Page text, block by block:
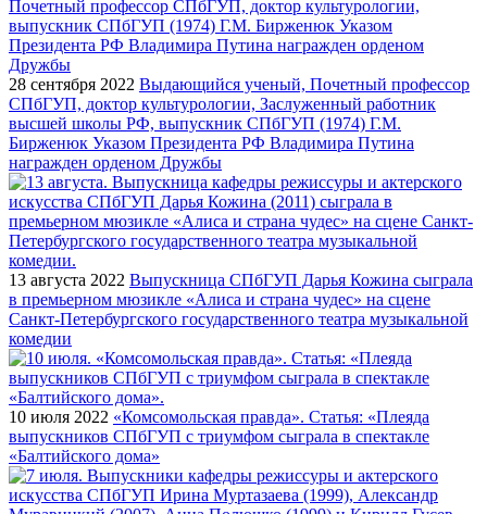
28 сентября 2022 Выдающийся ученый, Почетный профессор
СПбГУП, доктор культурологии, Заслуженный работник
высшей школы РФ, выпускник СПбГУП (1974) Г.М.
Бирженюк Указом Президента РФ Владимира Путина
награжден орденом Дружбы
13 августа 2022 Выпускница СПбГУП Дарья Кожина сыграла
в премьерном мюзикле «Алиса и страна чудес» на сцене
Санкт-Петербургского государственного театра музыкальной
комедии
10 июля 2022 «Комсомольская правда». Статья: «Плеяда
выпускников СПбГУП с триумфом сыграла в спектакле
«Балтийского дома»